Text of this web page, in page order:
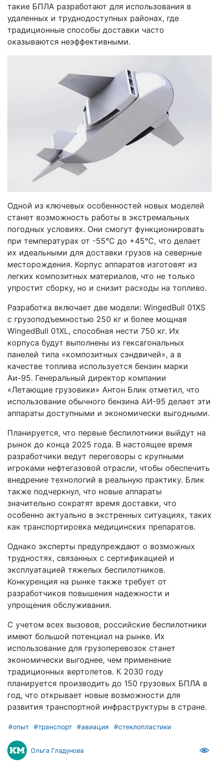
такие БПЛА разработают для использования в
удаленных и труднодоступных районах, где
традиционные способы доставки часто
оказываются неэффективными.
Одной из ключевых особенностей новых моделей
станет возможность работы в экстремальных
погодных условиях. Они смогут функционировать
при температурах от -55°C до +45°C, что делает
их идеальными для доставки грузов на северные
месторождения. Корпус аппаратов изготовят из
легких композитных материалов, что не только
упростит сборку, но и снизит расходы на топливо.
Разработка включает две модели: WingedBull 01XS
с грузоподъемностью 250 кг и более мощная
WingedBull 01XL, способная нести 750 кг. Их
корпуса будут выполнены из гексагональных
панелей типа «композитных сэндвичей», а в
качестве топлива используется бензин марки
Аи-95. Генеральный директор компании
«Летающие грузовики» Антон Блик отметил, что
использование обычного бензина АИ-95 делает эти
аппараты доступными и экономически выгодными.
Планируется, что первые беспилотники выйдут на
рынок до конца 2025 года. В настоящее время
разработчики ведут переговоры с крупными
игроками нефтегазовой отрасли, чтобы обеспечить
внедрение технологий в реальную практику. Блик
также подчеркнул, что новые аппараты
значительно сократят время доставки, что
особенно актуально в экстренных ситуациях, таких
как транспортировка медицинских препаратов.
Однако эксперты предупреждают о возможных
трудностях, связанных с сертификацией и
эксплуатацией тяжелых беспилотников.
Конкуренция на рынке также требует от
разработчиков повышения надежности и
упрощения обслуживания.
С учетом всех вызовов, российские беспилотники
имеют большой потенциал на рынке. Их
использование для грузоперевозок станет
экономически выгоднее, чем применение
традиционных вертолетов. К 2030 году
планируется производить до 150 грузовых БПЛА в
год, что открывает новые возможности для
развития транспортной инфраструктуры в стране.
#опыт #транспорт #авиация #стеклопластики
Ольга Гладунова